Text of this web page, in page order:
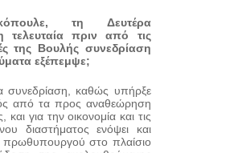
τη Δευτέρα
τελευταία πριν από τις
της Βουλής συνεδρίαση
εξέπεμψε;
συνεδρίαση, καθώς υπήρξε
από τα προς αναθεώρηση
για την οικονομία και τις
διαστήματος ενόψει και
στο πλαίσιο